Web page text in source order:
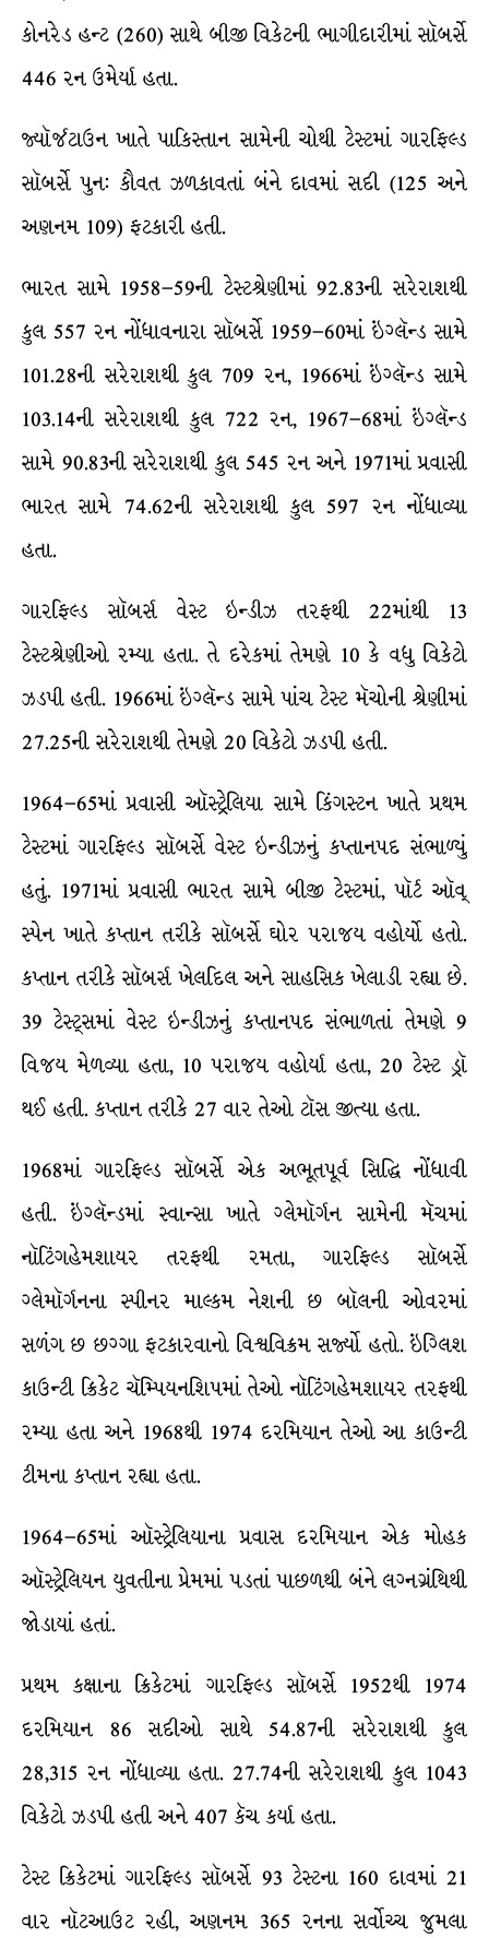
કોનરેડ હન્ટ (260) સાથે બીજી વિકેટની ભાગીદારીમાં સૉબર્સે
446 રન ઉમેર્યા હતા.
જ્યૉર્જટાઉન ખાતે પાકિસ્તાન સામેની ચોથી ટેસ્ટમાં ગારફિલ્ડ
સૉબર્સે પુન: કૌવત ઝળકાવતાં બંને દાવમાં સદી (125 અને
અણનમ 109) ફટકારી હતી.
ભારત સામે 1958–59ની ટેસ્ટશ્રેણીમાં 92.83ની સરેરાશથી
કુલ 557 રન નોંધાવનારા સૉબર્સે 1959–60માં ઇંગ્લૅન્ડ સામે
101.28ની સરેરાશથી કુલ 709 રન, 1966માં ઇંગ્લૅન્ડ સામે
103.14ની સરેરાશથી કુલ 722 રન, 1967–68માં ઇંગ્લૅન્ડ
સામે 90.83ની સરેરાશથી કુલ 545 રન અને 1971માં પ્રવાસી
ભારત સામે 74.62ની સરેરાશથી કુલ 597 રન નોંધાવ્યા
હતા.
ગારફિલ્ડ સૉબર્સ વેસ્ટ ઇન્ડીઝ તરફથી 22માંથી 13
ટેસ્ટશ્રેણીઓ રમ્યા હતા. તે દરેકમાં તેમણે 10 કે વધુ વિકેટો
ઝડપી હતી. 1966માં ઇંગ્લૅન્ડ સામે પાંચ ટેસ્ટ મૅચોની શ્રેણીમાં
27.25ની સરેરાશથી તેમણે 20 વિકેટો ઝડપી હતી.
1964–65માં પ્રવાસી ઑસ્ટ્રેલિયા સામે કિંગસ્ટન ખાતે પ્રથમ
ટેસ્ટમાં ગારફિલ્ડ સૉબર્સે વેસ્ટ ઇન્ડીઝનું કપ્તાનપદ સંભાળ્યું
હતું. 1971માં પ્રવાસી ભારત સામે બીજી ટેસ્ટમાં, પૉર્ટ ઑવ્
સ્પેન ખાતે કપ્તાન તરીકે સૉબર્સે ઘોર પરાજય વહોર્યો હતો.
કપ્તાન તરીકે સૉબર્સ ખેલદિલ અને સાહસિક ખેલાડી રહ્યા છે.
39 ટેસ્ટ્સમાં વેસ્ટ ઇન્ડીઝનું કપ્તાનપદ સંભાળતાં તેમણે 9
વિજય મેળવ્યા હતા, 10 પરાજય વહોર્યા હતા, 20 ટેસ્ટ ડ્રૉ
થઈ હતી. કપ્તાન તરીકે 27 વાર તેઓ ટૉસ જીત્યા હતા.
1968માં ગારફિલ્ડ સૉબર્સે એક અભૂતપૂર્વ સિદ્ધિ નોંધાવી
હતી. ઇંગ્લૅન્ડમાં સ્વાન્સા ખાતે ગ્લેમૉર્ગન સામેની મૅચમાં
નૉટિંગહેમશાયર તરફથી રમતા, ગારફિલ્ડ સૉબર્સે
ગ્લેમૉર્ગનના સ્પીનર માલ્કમ નેશની છ બૉલની ઓવરમાં
સળંગ છ છગ્ગા ફટકારવાનો વિશ્વવિક્રમ સર્જ્યો હતો. ઇંગ્લિશ
કાઉન્ટી ક્રિકેટ ચૅમ્પિયનશિપમાં તેઓ નૉટિંગહેમશાયર તરફથી
રમ્યા હતા અને 1968થી 1974 દરમિયાન તેઓ આ કાઉન્ટી
ટીમના કપ્તાન રહ્યા હતા.
1964–65માં ઑસ્ટ્રેલિયાના પ્રવાસ દરમિયાન એક મોહક
ઑસ્ટ્રેલિયન યુવતીના પ્રેમમાં પડતાં પાછળથી બંને લગ્નગ્રંથિથી
જોડાયાં હતાં.
પ્રથમ કક્ષાના ક્રિકેટમાં ગારફિલ્ડ સૉબર્સે 1952થી 1974
દરમિયાન 86 સદીઓ સાથે 54.87ની સરેરાશથી કુલ
28,315 રન નોંધાવ્યા હતા. 27.74ની સરેરાશથી કુલ 1043
વિકેટો ઝડપી હતી અને 407 કૅચ કર્યા હતા.
ટેસ્ટ ક્રિકેટમાં ગારફિલ્ડ સૉબર્સે 93 ટેસ્ટના 160 દાવમાં 21
વાર નૉટઆઉટ રહી, અણનમ 365 રનના સર્વોચ્ચ જુમલા